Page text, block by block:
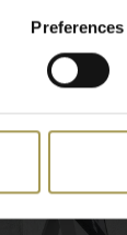
Preferences